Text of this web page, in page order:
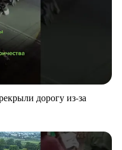
дорогу из-за